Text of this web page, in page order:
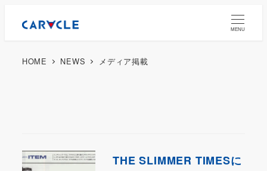
MENU
HOME NEWS メディア掲載
THE SLIMMER TIMESに